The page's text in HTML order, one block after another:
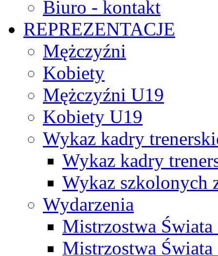
Biuro - kontakt
REPREZENTACJE
Mężczyźni
Kobiety
Mężczyźni U19
Kobiety U19
Wykaz kadry
Wykaz kadry
Wykaz szkolonych
Wydarzenia
Mistrzostwa
Mistrzostwa